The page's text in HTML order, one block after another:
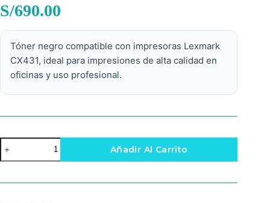
S/690.00
Tóner negro compatible con impresoras Lexmark
CX431, ideal para impresiones de alta calidad en
oficinas y uso profesional.
Tóner
para
Impresora
CX431
Añadir Al Carrito